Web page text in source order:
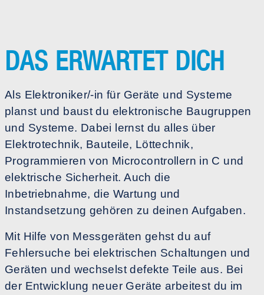
DAS ERWARTET DICH
Als Elektroniker/-in für Geräte und Systeme
planst und baust du elektronische Baugruppen
und Systeme. Dabei lernst du alles über
Elektrotechnik, Bauteile, Löttechnik,
Programmieren von Microcontrollern in C und
elektrische Sicherheit. Auch die
Inbetriebnahme, die Wartung und
Instandsetzung gehören zu deinen Aufgaben.
Mit Hilfe von Messgeräten gehst du auf
Fehlersuche bei elektrischen Schaltungen und
Geräten und wechselst defekte Teile aus. Bei
der Entwicklung neuer Geräte arbeitest du im